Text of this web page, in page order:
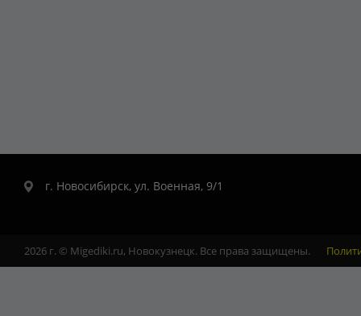
г. Новосибирск, ул. Военная, 9/1
2026 г. © Migediki.ru, Новокузнецк. Все права защищены.